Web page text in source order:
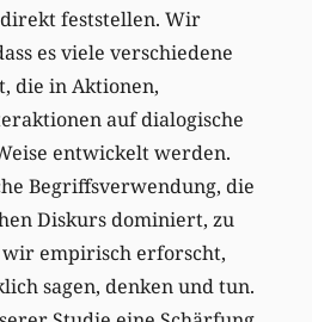
feststellen. Wir
es viele verschiedene
die in Aktionen,
auf dialogische
entwickelt werden.
Begriffsverwendung, die
Diskurs dominiert, zu
empirisch erforscht,
sagen, denken und tun.